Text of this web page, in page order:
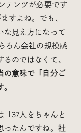
テンツが必要です
すよね。でも、
な見え方になって
ろん会社の規模感
のではなくて、
の意味で「自分ご
37人をちゃんと
たんですね。 社